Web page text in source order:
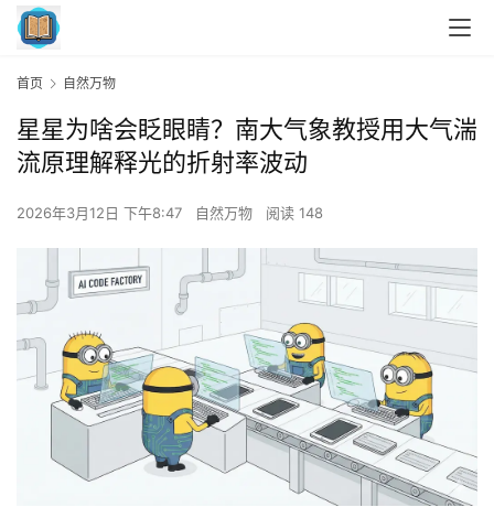
首页 自然万物
星星为啥会眨眼睛？南大气象教授用大气湍
流原理解释光的折射率波动
2026年3月12日 下午8:47 自然万物 阅读 148